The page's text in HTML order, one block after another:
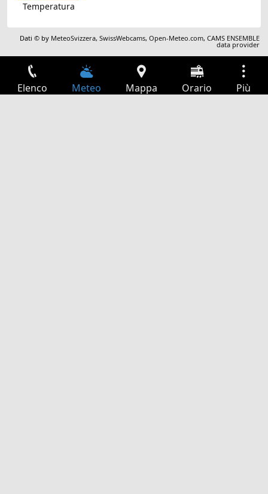
Temperatura
Dati © by MeteoSvizzera,SwissWebcams,Open-Meteo.com,CAMS ENSEMBLE
data provider
Elenco Meteo Mappa Orario Più